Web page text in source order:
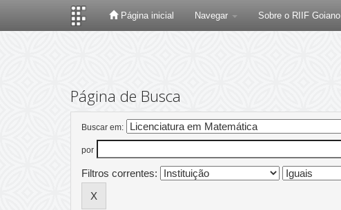
Página inicial Navegar Sobre o RIIF Goiano
Página de Busca
Buscar em:
por
Filtros correntes: